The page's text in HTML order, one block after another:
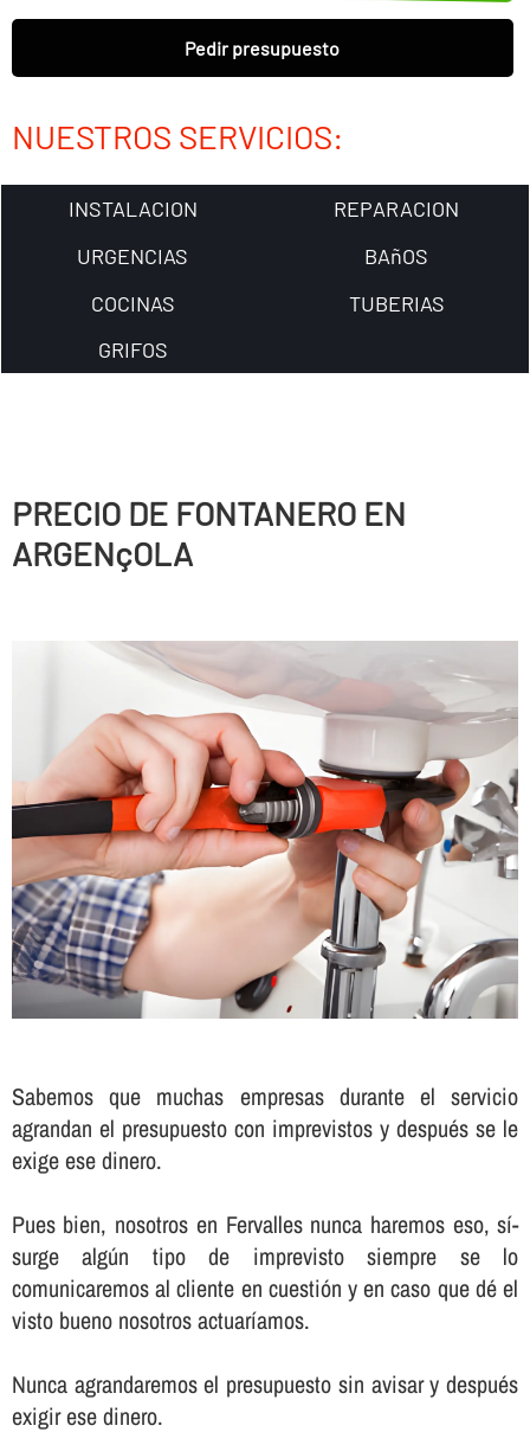
Pedir presupuesto
NUESTROS SERVICIOS:
INSTALACION
REPARACION
URGENCIAS
BAñOS
COCINAS
TUBERIAS
GRIFOS
PRECIO DE FONTANERO EN
ARGENçOLA
Sabemos que muchas empresas durante el servicio
agrandan el presupuesto con imprevistos y después se le
exige ese dinero.
Pues bien, nosotros en Fervalles nunca haremos eso, sí­
surge algún tipo de imprevisto siempre se lo
comunicaremos al cliente en cuestión y en caso que dé el
visto bueno nosotros actuarí­amos.
Nunca agrandaremos el presupuesto sin avisar y después
exigir ese dinero.